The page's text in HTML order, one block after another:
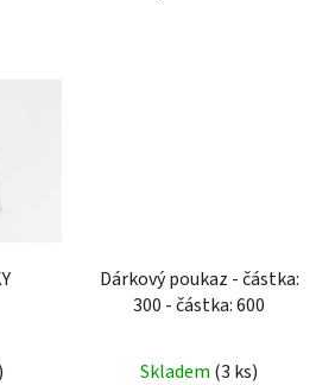
Dárkový poukaz - částka:
300 - částka: 600
Skladem (3 ks)